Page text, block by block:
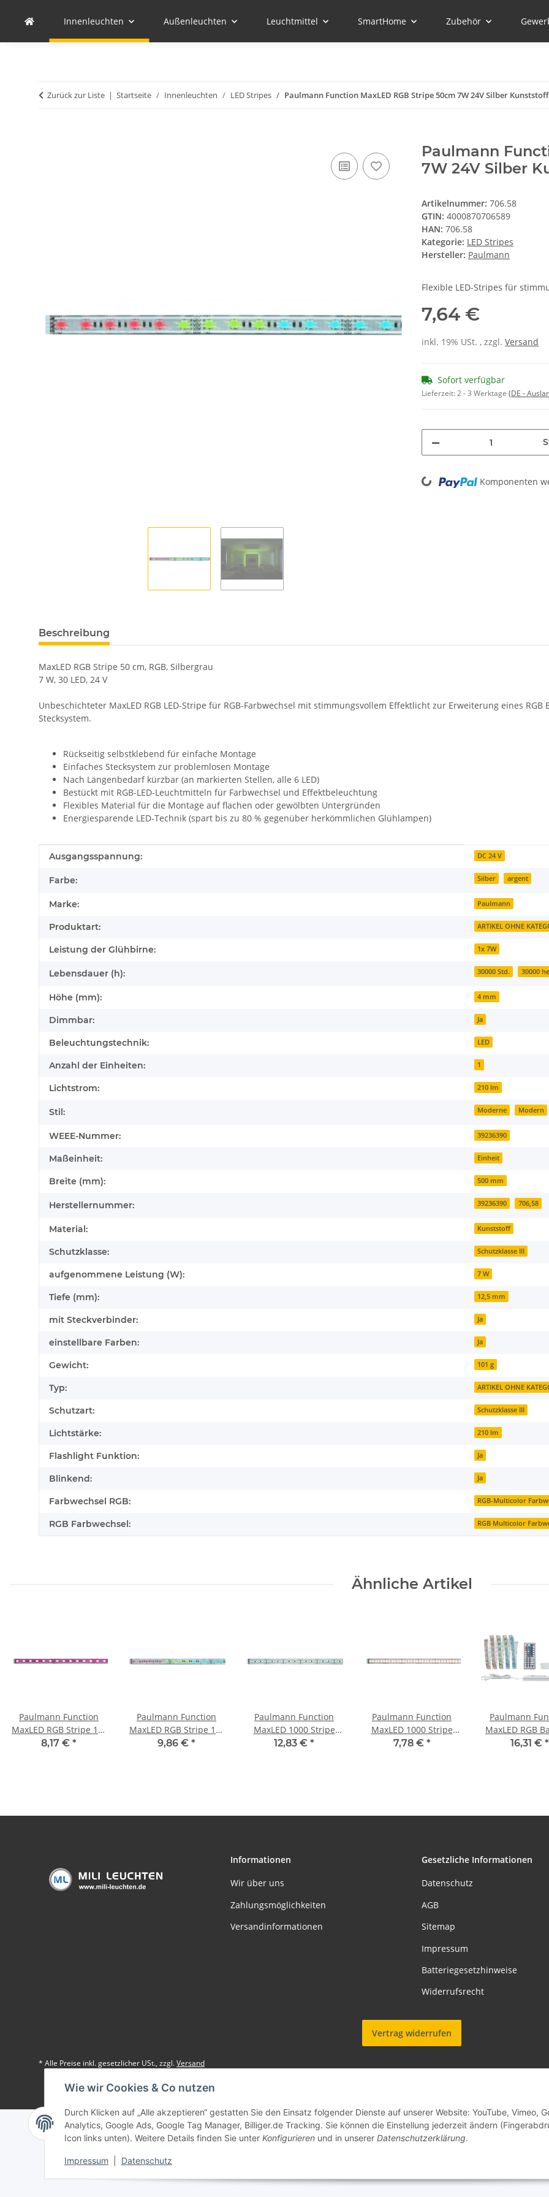
Wie wir Cookies & Co nutzen
Durch Klicken auf „Alle akzeptieren“ gestatten Sie den Einsatz folgender Dienste auf unserer Website: YouTube, Vimeo,
Analytics, Google Ads, Google Tag Manager, Billiger.de Tracking. Sie können die Einstellung jederzeit ändern
Icon links unten). Weitere Details finden Sie unter Konfigurieren und in unserer Datenschutzerklärung.
Impressum Datenschutz
Innenleuchten Außenleuchten Leuchtmittel SmartHome Zubehör
Zurück zur Liste Startseite Innenleuchten LED Stripes Paulmann Function MaxLED RGB Stripe 50cm 7W 24V Silber Kunststoff
Paulmann
7W 24V Silber
Artikelnummer: 706.58
GTIN: 4000870706589
HAN: 706.58
Kategorie: LED Stripes
Hersteller: Paulmann
Flexible LED-Stripes für
7,64 €
inkl. 19% USt. , zzgl. Versand
Sofort verfügbar
Lieferzeit:2 - 3 Werktage (DE -
Loading... Komponenten
Beschreibung
MaxLED RGB Stripe 50 cm, RGB, Silbergrau
7 W, 30 LED, 24 V
Unbeschichteter MaxLED RGB LED-Stripe für RGB-Farbwechsel mit stimmungsvollem Effektlicht zur Erweiterung eines
Stecksystem.
Rückseitig selbstklebend für einfache Montage
Einfaches Stecksystem zur problemlosen Montage
Nach Längenbedarf kürzbar (an markierten Stellen, alle 6 LED)
Bestückt mit RGB-LED-Leuchtmitteln für Farbwechsel und Effektbeleuchtung
Flexibles Material für die Montage auf flachen oder gewölbten Untergründen
Energiesparende LED-Technik (spart bis zu 80 % gegenüber herkömmlichen Glühlampen)
Produkteigenschaft
Wert
Ausgangsspannung: DC 24 V
Farbe: Silber argent
Marke: Paulmann
Produktart: ARTIKEL OHNE
Leistung der Glühbirne: 1x 7W
Lebensdauer (h): 30000 Std. 30000
Höhe (mm): 4 mm
Dimmbar: Ja
Beleuchtungstechnik: LED
Anzahl der Einheiten: 1
Lichtstrom: 210 lm
Stil: Moderne Modern
WEEE-Nummer: 39236390
Maßeinheit: Einheit
Breite (mm): 500 mm
Herstellernummer: 39236390 706,58
Material: Kunststoff
Schutzklasse: Schutzklasse III
aufgenommene Leistung (W): 7 W
Tiefe (mm): 12,5 mm
mit Steckverbinder: Ja
einstellbare Farben: Ja
Gewicht: 101 g
Typ: ARTIKEL OHNE
Schutzart: Schutzklasse III
Lichtstärke: 210 lm
Flashlight Funktion: Ja
Blinkend: Ja
Farbwechsel RGB: RGB-Multicolor
RGB Farbwechsel: RGB Multicolor
Ähnliche Artikel
Paulmann Function
MaxLED RGB Stripe 1m
13,5W 24V Silber
8,17 € *
Paulmann Function
MaxLED RGB Stripe 1m
13,5W 24V Silber
9,86 € *
Paulmann Function
MaxLED 1000 Stripe
50cm Warmweiß 7W
12,83 € *
Paulmann Function
MaxLED 1000 Stripe
50cm Warmweiß 7W
7,78 € *
Paulmann
MaxLED RGB
1,5m 20W 230/
16,31 € *
Informationen
Wir über uns
Zahlungsmöglichkeiten
Versandinformationen
Gesetzliche Informationen
Datenschutz
AGB
Sitemap
Impressum
Batteriegesetzhinweise
Widerrufsrecht
Vertrag widerrufen
* Alle Preise inkl. gesetzlicher USt., zzgl.Versand